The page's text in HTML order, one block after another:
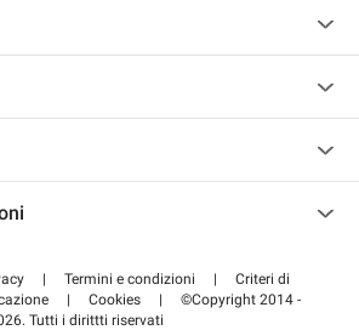
FLOW
| Termini e condizioni |
Criteri di
| Cookies |
©Copyright 2014 -
Tutti i dirittti riservati